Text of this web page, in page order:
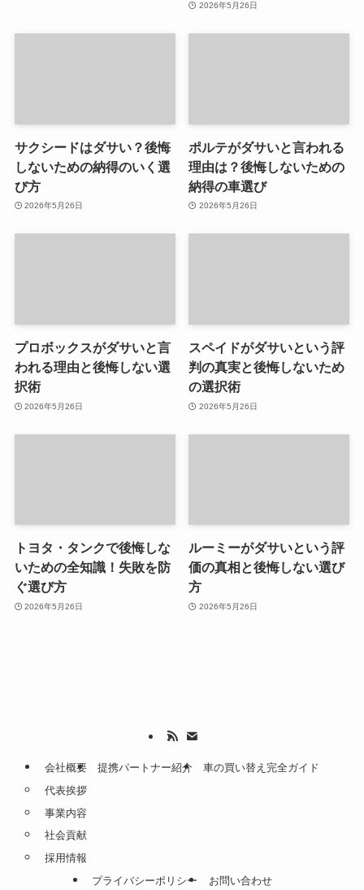
2026年5月26日
サクシードはダサい？後悔
しないための納得のいく選
び方
2026年5月26日
ポルテがダサいと言われる
理由は？後悔しないための
納得の車選び
2026年5月26日
プロボックスがダサいと言
われる理由と後悔しない選
択術
2026年5月26日
スペイドがダサいという評
判の真実と後悔しないため
の選択術
2026年5月26日
トヨタ・タンクで後悔しな
いための全知識！失敗を防
ぐ選び方
2026年5月26日
ルーミーがダサいという評
価の真相と後悔しない選び
方
2026年5月26日
会社概要
代表挨拶
事業内容
社会貢献
採用情報
提携パートナー紹介 車の買い替え完全ガイド
プライバシーポリシー お問い合わせ